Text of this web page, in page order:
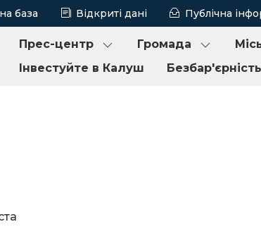
база Відкриті дані Публічна
Прес-центр Громада
Інвестуйте в Калуш
Безбар'єрність